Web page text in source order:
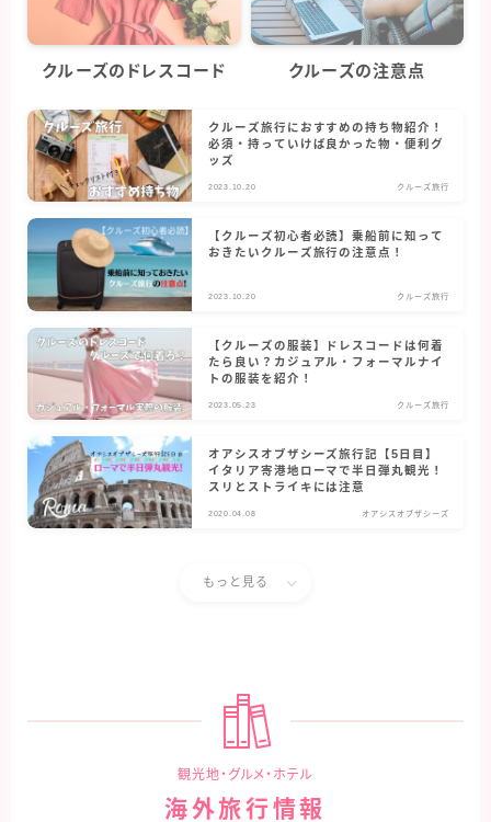
クルーズのドレスコード クルーズの注意点
クルーズ旅行におすすめの持ち物紹介！
必須・持っていけば良かった物・便利グ
ッズ
2023.10.20 クルーズ旅行
【クルーズ初心者必読】乗船前に知って
おきたいクルーズ旅行の注意点！
2023.10.20 クルーズ旅行
【クルーズの服装】ドレスコードは何着
たら良い？カジュアル・フォーマルナイ
トの服装を紹介！
2023.05.23 クルーズ旅行
オアシスオブザシーズ旅行記【5日目】
イタリア寄港地ローマで半日弾丸観光！
スリとストライキには注意
2020.04.08 オアシスオブザシーズ
もっと見る
観光地・グルメ・ホテル
海外旅行情報